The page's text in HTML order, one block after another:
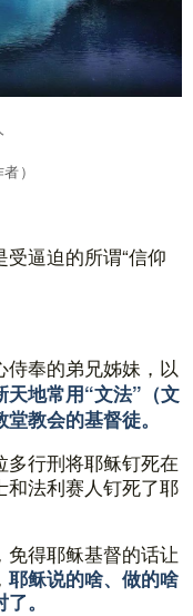
）
逼迫的所谓“信仰
奉的弟兄姊妹，以
天地常用“文法”（文
教会的基督徒。
多行刑将耶稣钉死在
和法利赛 人钉死了耶
得耶稣基督的话让
耶稣说的啥、做的啥
。